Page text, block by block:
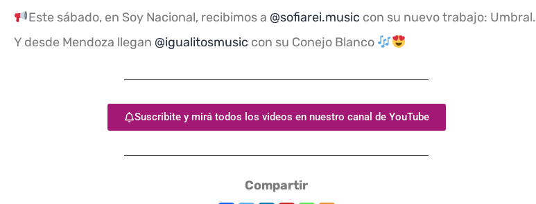
Este sábado, en Soy Nacional, recibimos a @sofiarei.music con su nuevo trabajo: Umbral.
Y desde Mendoza llegan @igualitosmusic con su Conejo Blanco
Suscribite y mirá todos los videos en nuestro canal de YouTube
Compartir